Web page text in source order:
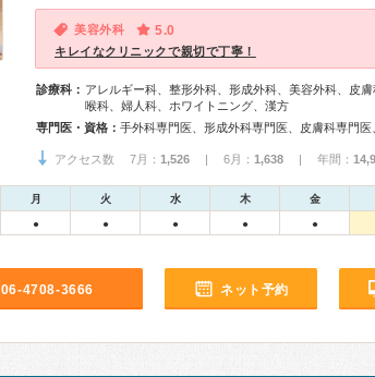
美容外科 5.0
キレイなクリニックで親切で丁寧！
診療科： アレルギー科、整形外科、形成外科、美容外科、皮
喉科、婦人科、ホワイトニング、漢方
専門医・資格： 手外科専門医、形成外科専門医、皮膚科専門
アクセス数 7月： 1,526 | 6月： 1,638 | 年間：
月 火 水 木 金
● ● ● ● ●
06-4708-3666 ネット予約